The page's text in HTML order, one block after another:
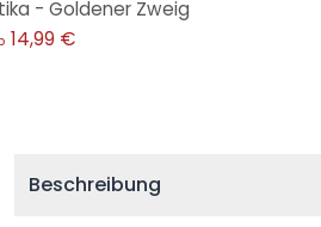
- Goldener Zweig
14,99 €
Beschreibung